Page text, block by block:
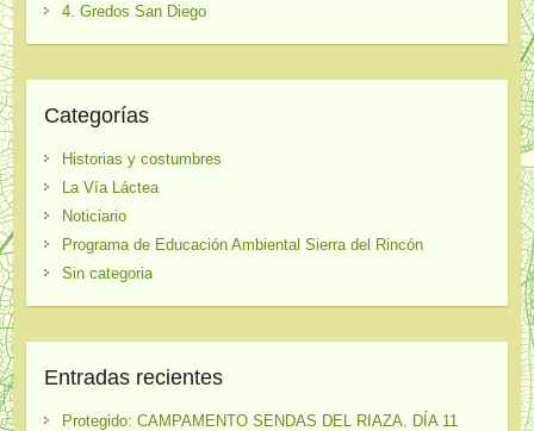
4. Gredos San Diego
Categorías
Historias y costumbres
La Vía Láctea
Noticiario
Programa de Educación Ambiental Sierra del Rincón
Sin categoria
Entradas recientes
Protegido: CAMPAMENTO SENDAS DEL RIAZA. DÍA 11